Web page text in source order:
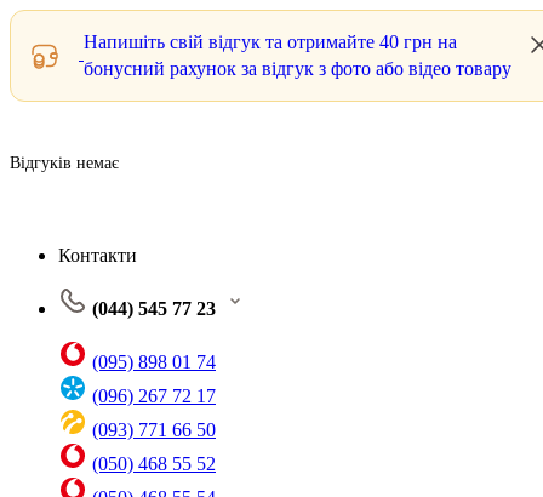
Напишіть свій відгук та отримайте 40 грн на
бонусний рахунок за відгук з фото або відео товару
Відгуків немає
Контакти
(044) 545 77 23
(095) 898 01 74
(096) 267 72 17
(093) 771 66 50
(050) 468 55 52